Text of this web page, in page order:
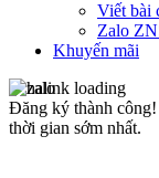
Viết bài
Zalo
Khuyến mãi
Đăng ký thành công!
thời gian sớm nhất.